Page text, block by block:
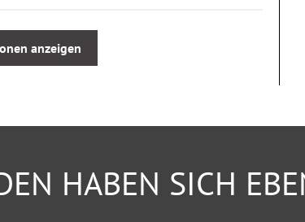
anzeigen
HABEN SICH